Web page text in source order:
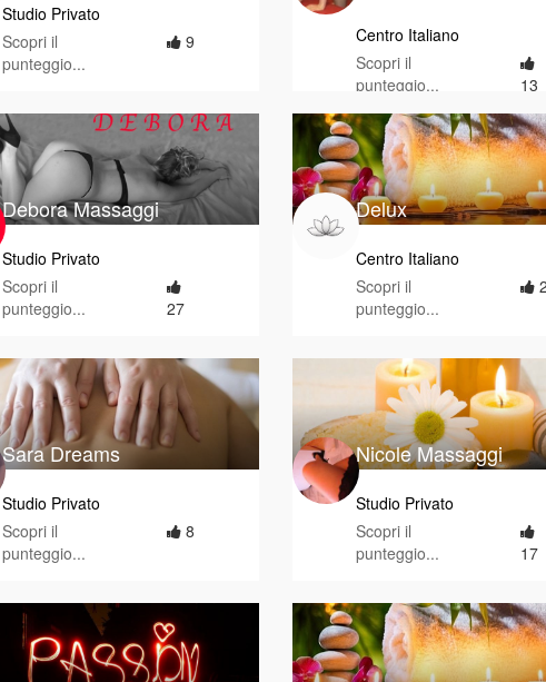
Studio Privato
Scopri il
punteggio...
9
Centro Italiano
Scopri il
punteggio...
13
Debora Massaggi
Studio Privato
Scopri il
punteggio...
27
Delux
Centro Italiano
Scopri il
punteggio...
Sara Dreams
Studio Privato
Scopri il
punteggio...
8
Nicole Massaggi
Studio Privato
Scopri il
punteggio...
17